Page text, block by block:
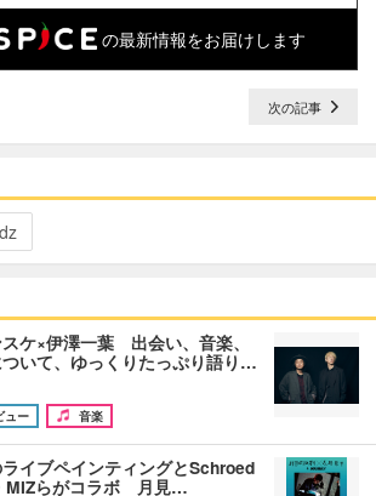
の最新情報をお届けします
次の記事
スケ×伊澤一葉 出会い、音楽、
いて、ゆっくりたっぷり語り…
ュー 音楽
イブペインティングとSchroed
MIZらがコラボ 月見…